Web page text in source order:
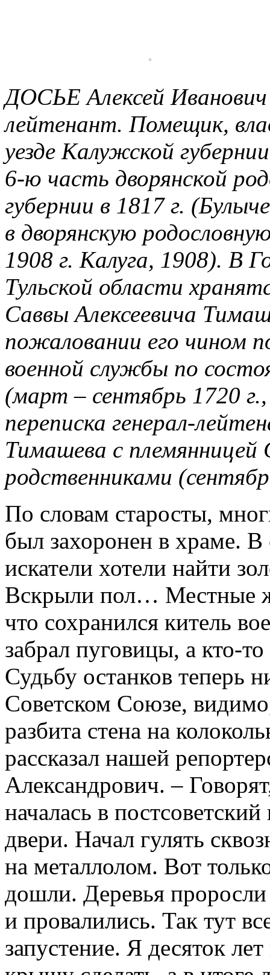
ДОСЬЕ Алексей
лейтенант. Помещик,
уезде Калужской
6-ю часть дворянской
губернии в 1817 г.
в дворянскую
1908 г. Калуга, 1908). В
Тульской области
Саввы Алексеевича
пожаловании его чином
военной службы по
(март – сентябрь 1720
переписка генерал-
Тимашева с племянницей
родственниками
По словам старосты,
был захоронен в храме.
искатели хотели найти
Вскрыли пол… Местные
что сохранился китель
забрал пуговицы, а кто-
Судьбу останков теперь
Советском Союзе,
разбита стена на
рассказал нашей
Александрович. –
началась в
двери. Начал гулять
на металлолом. Вот
дошли. Деревья
и провалились. Так тут
запустение. Я десяток